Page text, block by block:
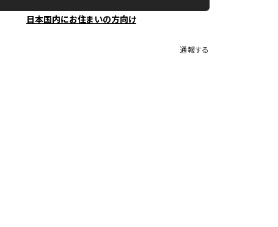
日本国内にお住まいの方向け
通報する